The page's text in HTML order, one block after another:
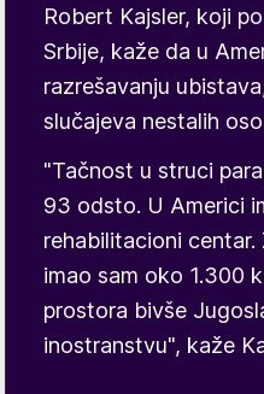
Robert Kajsler, koji
Srbije, kaže da u
razrešavanju
slučajeva nestalih
"Tačnost u struci
93 odsto. U Americi
rehabilitacioni
imao sam oko 1.300
prostora bivše
inostranstvu", kaže